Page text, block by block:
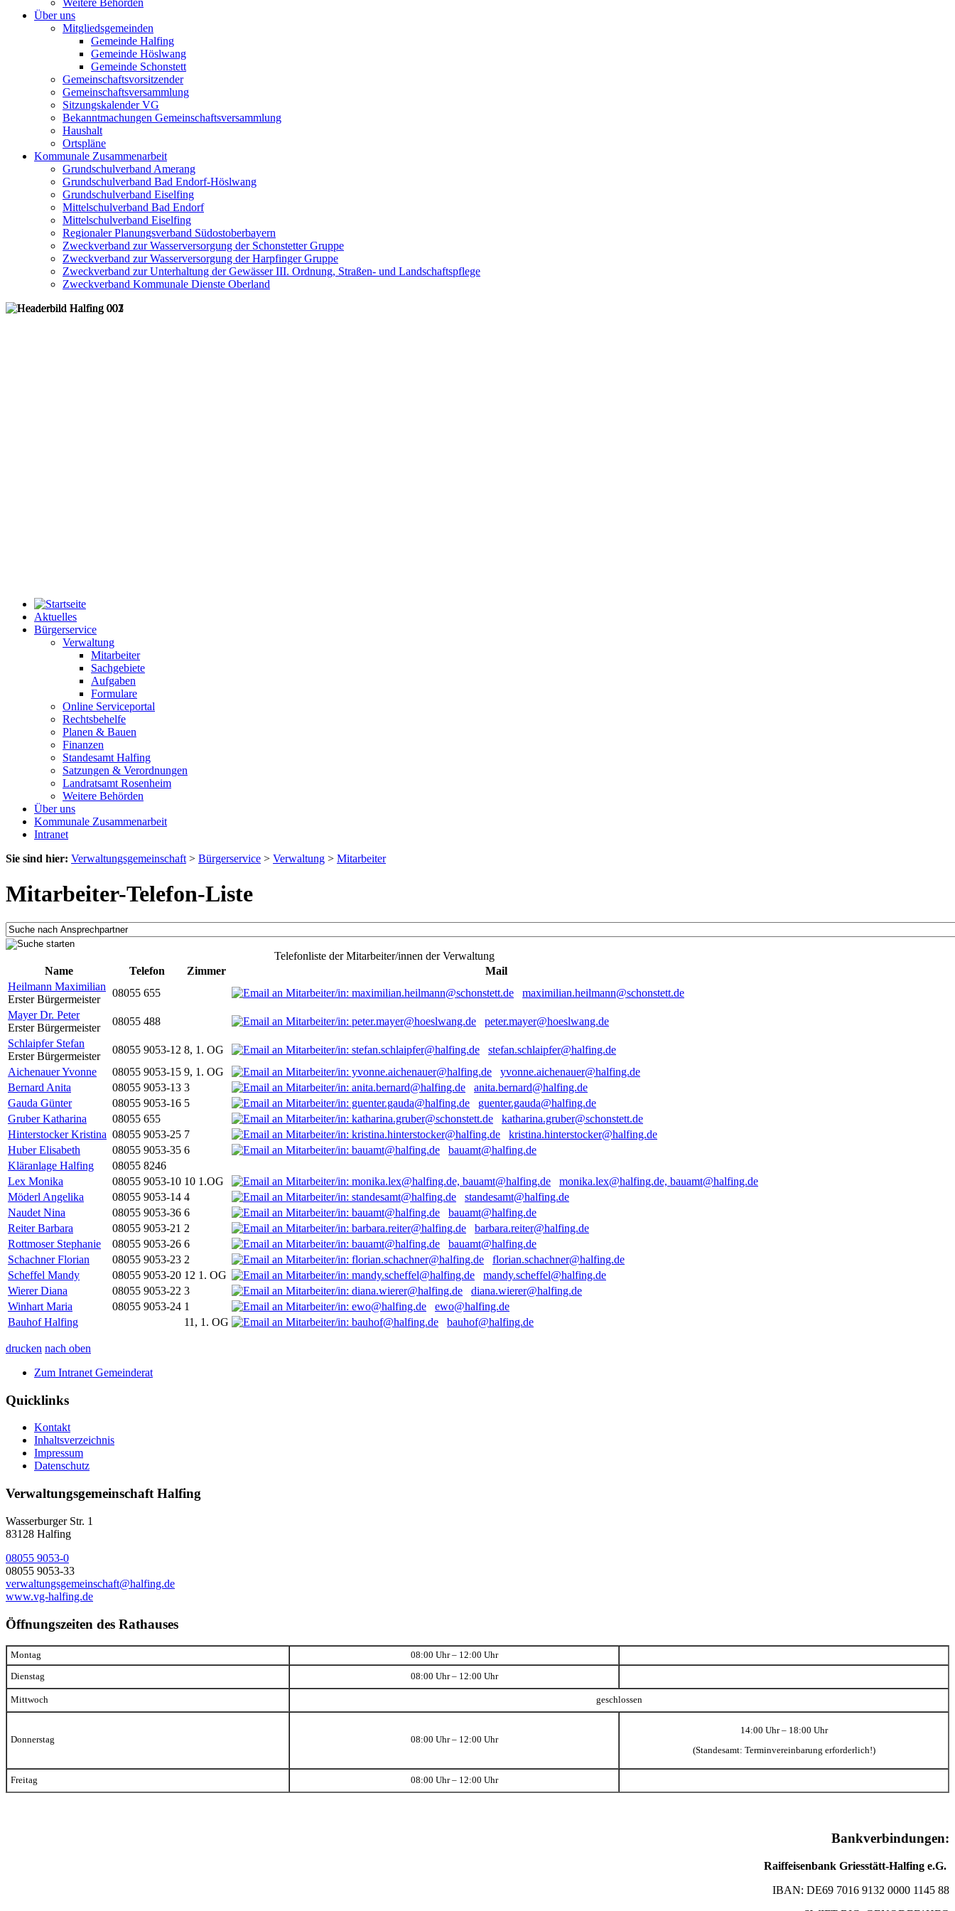
Weitere Behörden
Über uns
Mitgliedsgemeinden
Gemeinde Halfing
Gemeinde Höslwang
Gemeinde Schonstett
Gemeinschaftsvorsitzender
Gemeinschaftsversammlung
Sitzungskalender VG
Bekanntmachungen Gemeinschaftsversammlung
Haushalt
Ortspläne
Kommunale Zusammenarbeit
Grundschulverband Amerang
Grundschulverband Bad Endorf-Höslwang
Grundschulverband Eiselfing
Mittelschulverband Bad Endorf
Mittelschulverband Eiselfing
Regionaler Planungsverband Südostoberbayern
Zweckverband zur Wasserversorgung der Schonstetter Gruppe
Zweckverband zur Wasserversorgung der Harpfinger Gruppe
Zweckverband zur Unterhaltung der Gewässer III. Ordnung, Straßen- und Landschaftspflege
Zweckverband Kommunale Dienste Oberland
Aktuelles
Bürgerservice
Verwaltung
Mitarbeiter
Sachgebiete
Aufgaben
Formulare
Online Serviceportal
Rechtsbehelfe
Planen & Bauen
Finanzen
Standesamt Halfing
Satzungen & Verordnungen
Landratsamt Rosenheim
Weitere Behörden
Über uns
Kommunale Zusammenarbeit
Intranet
Sie sind hier: Verwaltungsgemeinschaft > Bürgerservice > Verwaltung > Mitarbeiter
Mitarbeiter-Telefon-Liste
Telefonliste der Mitarbeiter/innen der Verwaltung
Name
Telefon Zimmer
Mail
Heilmann Maximilian
Erster Bürgermeister
08055 655
maximilian.heilmann@schonstett.de
Mayer Dr. Peter
Erster Bürgermeister
08055 488
peter.mayer@hoeslwang.de
Schlaipfer Stefan
Erster Bürgermeister
08055 9053-12 8, 1. OG
stefan.schlaipfer@halfing.de
Aichenauer Yvonne
08055 9053-15 9, 1. OG
yvonne.aichenauer@halfing.de
Bernard Anita
08055 9053-13 3
anita.bernard@halfing.de
Gauda Günter
08055 9053-16 5
guenter.gauda@halfing.de
Gruber Katharina
08055 655
katharina.gruber@schonstett.de
Hinterstocker Kristina 08055 9053-25 7
kristina.hinterstocker@halfing.de
Huber Elisabeth
08055 9053-35 6
bauamt@halfing.de
Kläranlage Halfing
08055 8246
Lex Monika
08055 9053-10 10 1.OG
monika.lex@halfing.de, bauamt@halfing.de
Möderl Angelika
08055 9053-14 4
standesamt@halfing.de
Naudet Nina
08055 9053-36 6
bauamt@halfing.de
Reiter Barbara
08055 9053-21 2
barbara.reiter@halfing.de
Rottmoser Stephanie
08055 9053-26 6
bauamt@halfing.de
Schachner Florian
08055 9053-23 2
florian.schachner@halfing.de
Scheffel Mandy
08055 9053-20 12 1. OG
mandy.scheffel@halfing.de
Wierer Diana
08055 9053-22 3
diana.wierer@halfing.de
Winhart Maria
08055 9053-24 1
ewo@halfing.de
Bauhof Halfing
11, 1. OG bauhof@halfing.de
drucken nach oben
Zum Intranet Gemeinderat
Quicklinks
Kontakt
Inhaltsverzeichnis
Impressum
Datenschutz
Verwaltungsgemeinschaft Halfing
Wasserburger Str. 1
83128 Halfing
08055 9053-0
08055 9053-33
verwaltungsgemeinschaft@halfing.de
www.vg-halfing.de
Öffnungszeiten des Rathauses
Montag 08:00 Uhr – 12:00 Uhr
Dienstag 08:00 Uhr – 12:00 Uhr
Mittwoch geschlossen
Donnerstag 08:00 Uhr – 12:00 Uhr
14:00 Uhr – 18:00 Uhr
(Standesamt: Terminvereinbarung erforderlich!)
Freitag 08:00 Uhr – 12:00 Uhr
Bankverbindungen:
Raiffeisenbank Griesstätt-Halfing e.G.
IBAN: DE69 7016 9132 0000 1145 88